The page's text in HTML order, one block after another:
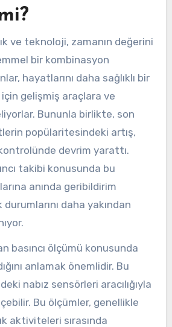
ve teknoloji, zamanın değerini
bir kombinasyon
hayatlarını daha sağlıklı bir
gelişmiş araçlara ve
Bununla birlikte, son
popülaritesindeki artış,
devrim yarattı.
takibi konusunda bu
anında geribildirim
daha yakından
basıncı ölçümü konusunda
anlamak önemlidir. Bu
nabız sensörleri aracılığıyla
Bu ölçümler, genellikle
aktiviteleri sırasında